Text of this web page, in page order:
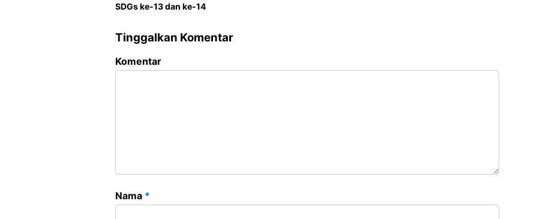
SDGs ke-13 dan ke-14
Tinggalkan Komentar
Komentar
Nama *